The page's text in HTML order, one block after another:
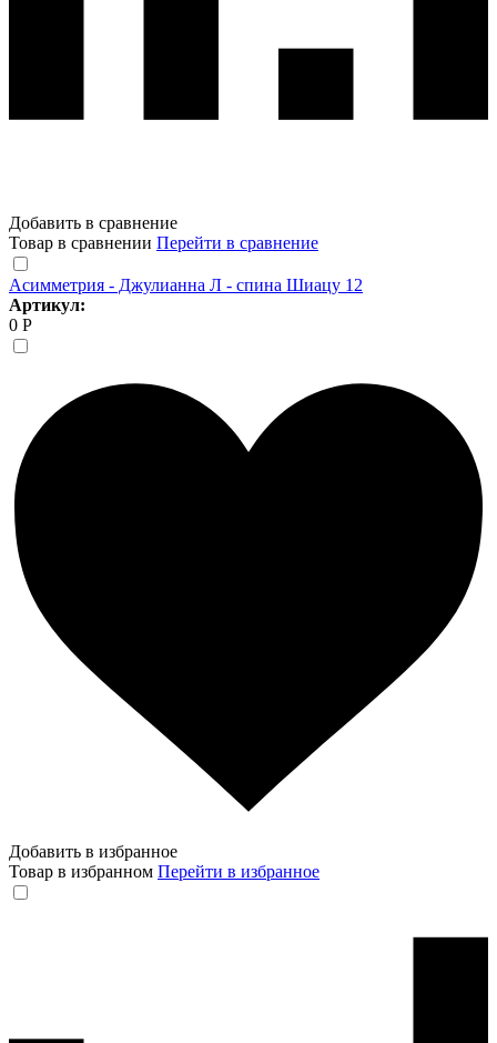
Добавить в сравнение
Товар в сравнении Перейти в сравнение
Асимметрия - Джулианна Л - спина Шиацу 12
Артикул:
0 Р
Добавить в избранное
Товар в избранном Перейти в избранное